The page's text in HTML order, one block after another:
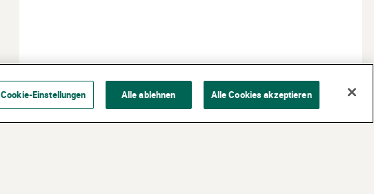
Cookie-Einstellungen Alle ablehnen Alle Cookies akzeptieren